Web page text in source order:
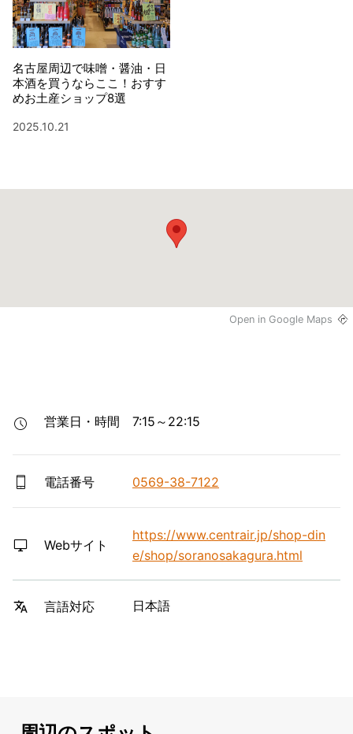
名古屋周辺で味噌・醤油・日
本酒を買うならここ！おすす
めお土産ショップ8選
2025.10.21
Open in Google Maps
営業日・時間 7:15～22:15
電話番号 0569-38-7122
Webサイト
https://www.centrair.jp/shop-din
e/shop/soranosakagura.html
言語対応 日本語